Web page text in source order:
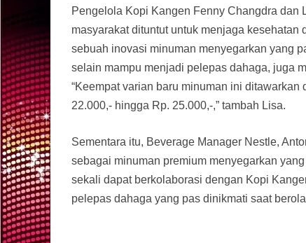
Pengelola Kopi Kangen Fenny Changdra dan
masyarakat dituntut untuk menjaga
sebuah inovasi minuman menyegarkan yang
selain mampu menjadi pelepas dahaga, juga
“Keempat varian baru minuman ini
22.000,- hingga Rp. 25.000,-,” tambah Lisa.
Sementara itu, Beverage Manager Nestle,
sebagai minuman premium menyegarkan
sekali dapat berkolaborasi dengan Kopi
pelepas dahaga yang pas dinikmati saat